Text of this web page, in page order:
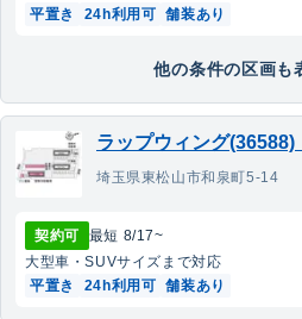
平置き
24h利用可 舗装あり
他の条件の区画も
ラップウィング
埼玉県東松山市和泉町5-14
契約可 最短 8/17~
大型車・SUVサイズまで対応
平置き
24h利用可 舗装あり